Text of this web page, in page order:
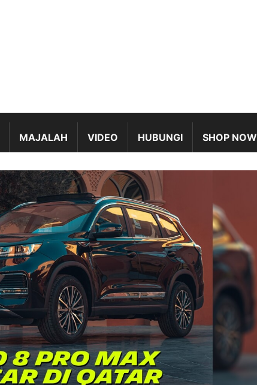
MAJALAH VIDEO HUBUNGI SHOP NOW